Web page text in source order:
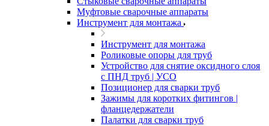
Муфтовые сварочные аппараты
Инструмент для монтажа
Инструмент для монтажа
Роликовые опоры для труб
Устройство для снятие оксидного слоя
с ПНД труб | УСО
Позиционер для сварки труб
Зажимы для коротких фитингов |
фланцедержатели
Палатки для сварки труб